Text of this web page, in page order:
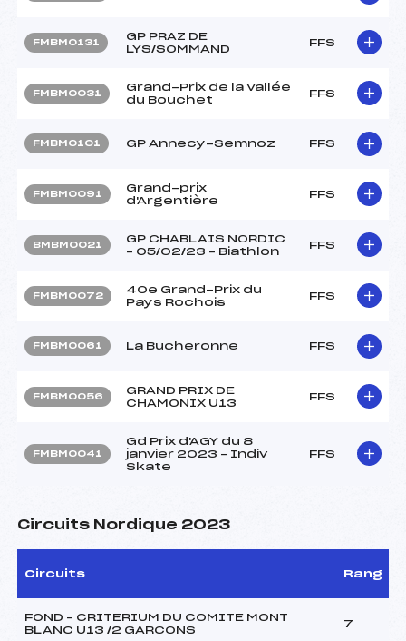
FMBM0131
GP PRAZ DE
LYS/SOMMAND
FFS
FMBM0031
Grand-Prix de la Vallée
du Bouchet
FFS
FMBM0101 GP Annecy-Semnoz FFS
FMBM0091
Grand-prix
d'Argentière
FFS
BMBM0021
GP CHABLAIS NORDIC
– 05/02/23 – Biathlon
FFS
FMBM0072
40e Grand-Prix du
Pays Rochois
FFS
FMBM0061 La Bucheronne FFS
FMBM0056
GRAND PRIX DE
CHAMONIX U13
FFS
FMBM0041
Gd Prix d'AGY du 8
janvier 2023 – Indiv
Skate
FFS
Circuits Nordique 2023
Circuits Rang
FOND – CRITERIUM DU COMITE MONT
BLANC U13 /2 GARCONS
7